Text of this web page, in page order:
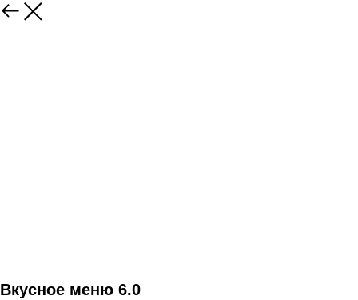
Вкусное меню 6.0